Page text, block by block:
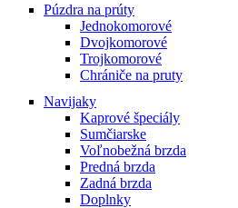
Púzdra na prúty
Jednokomorové
Dvojkomorové
Trojkomorové
Chrániče na pruty
Navijaky
Kaprové špeciály
Sumčiarske
Voľnobežná brzda
Predná brzda
Zadná brzda
Doplnky